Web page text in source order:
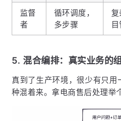
监督
者
循环调度，
多步骤
5. 混合编排：真实业务的
真到了生产环境，很少有只
种混着来。拿电商售后处理举